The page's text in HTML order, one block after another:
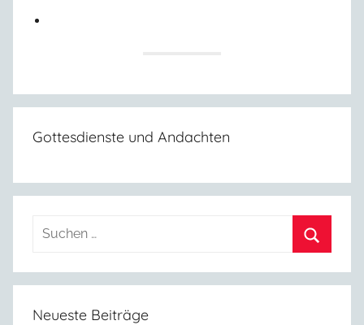
Gottesdienste und Andachten
Suchen
Neueste Beiträge